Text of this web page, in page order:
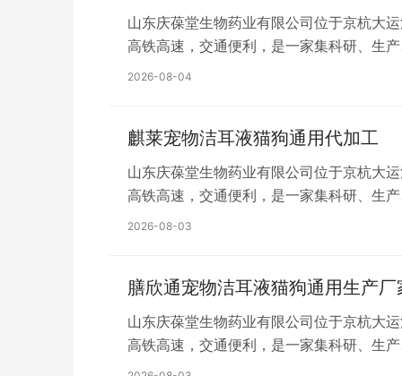
山东庆葆堂生物药业有限公司位于京杭大
高铁高速，交通便利，是一家集科研、
平方米，建设高标准净化生产车间、省级
2026-08-04
麒莱宠物洁耳液猫狗通用代加工
山东庆葆堂生物药业有限公司位于京杭大
高铁高速，交通便利，是一家集科研、
平方米，建设高标准净化生产车间、省级
2026-08-03
膳欣通宠物洁耳液猫狗通用生产厂
山东庆葆堂生物药业有限公司位于京杭大
高铁高速，交通便利，是一家集科研、
平方米，建设高标准净化生产车间、省级